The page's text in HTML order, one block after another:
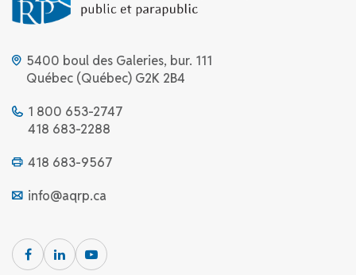
5400 boul des Galeries, bur. 111
Québec (Québec) G2K 2B4
1 800 653-2747
418 683-2288
418 683-9567
info@aqrp.ca